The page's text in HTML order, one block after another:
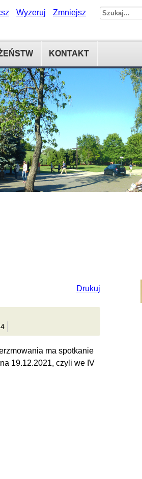
KONTAKT
Wyzeruj Zmniejsz
Drukuj
ma spotkanie
19.12.2021, czyli we IV